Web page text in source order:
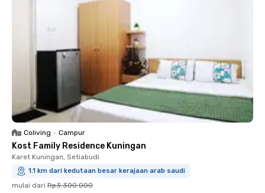
Coliving • Campur
Kost Family Residence Kuningan
Karet Kuningan, Setiabudi
1.1 km dari kedutaan besar kerajaan arab saudi
mulai dari Rp3.300.000